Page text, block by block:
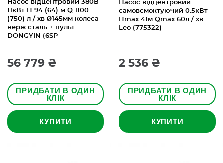
Насос відцентровий 380В
11кВт H 94 (64) м Q 1100
(750) л / хв Ø145мм колеса
нерж сталь + пульт
DONGYIN (6SP
56 779 ₴
ПРИДБАТИ В ОДИН
КЛІК
КУПИТИ
Насос відцентровий
самовсмоктуючий 0.5кВт
Hmax 41м Qmax 60л / хв
Leo (775322)
2 536 ₴
ПРИДБАТИ В ОДИН
КЛІК
КУПИТИ